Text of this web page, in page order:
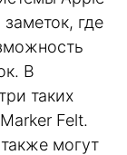
где
В
таких
Felt.
могут